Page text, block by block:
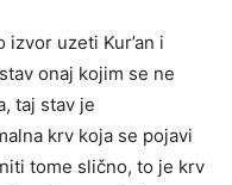
uzeti Kur’an i
onaj kojim se ne
taj stav je
krv koja se pojavi
tome slično, to je krv